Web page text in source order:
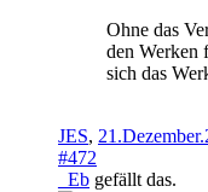
Ohne das
den Werken
sich das
JES,
#472
_Eb gefällt das.